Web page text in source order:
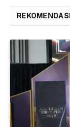
REKOMENDASI